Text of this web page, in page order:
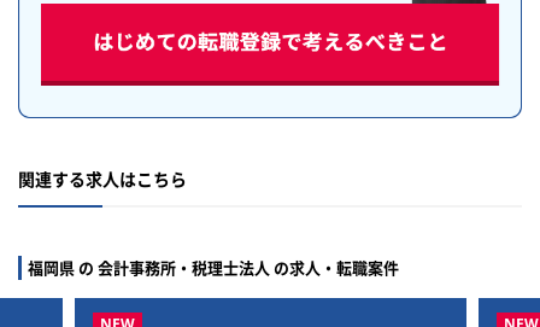
関連する求人はこちら
福岡県 の 会計事務所・税理士法人 の求人・転職案件